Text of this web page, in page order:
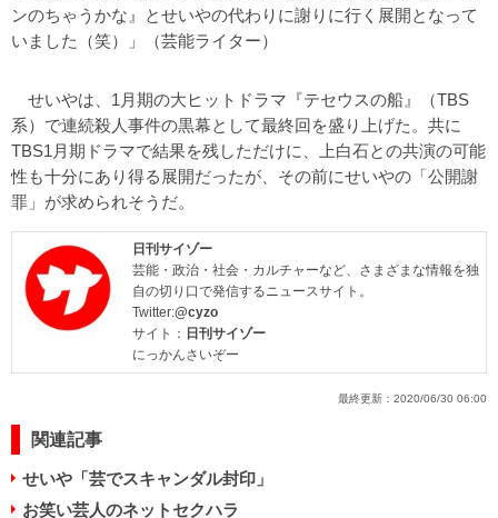
ンのちゃうかな』とせいやの代わりに謝りに行く展開となって
いました（笑）」（芸能ライター）
せいやは、1月期の大ヒットドラマ『テセウスの船』（TBS
系）で連続殺人事件の黒幕として最終回を盛り上げた。共に
TBS1月期ドラマで結果を残しただけに、上白石との共演の可能
性も十分にあり得る展開だったが、その前にせいやの「公開謝
罪」が求められそうだ。
日刊サイゾー
芸能・政治・社会・カルチャーなど、さまざまな情報を独
自の切り口で発信するニュースサイト。
Twitter:@cyzo
サイト： 日刊サイゾー
にっかんさいぞー
最終更新： 2020/06/30 06:00
関連記事
せいや「芸でスキャンダル封印」
お笑い芸人のネットセクハラ